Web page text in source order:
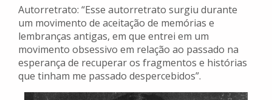
Autorretrato: “Esse autorretrato surgiu durante
um movimento de aceitação de memórias e
lembranças antigas, em que entrei em um
movimento obsessivo em relação ao passado na
esperança de recuperar os fragmentos e histórias
que tinham me passado despercebidos”.